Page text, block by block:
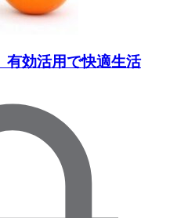
効活用で快適生活